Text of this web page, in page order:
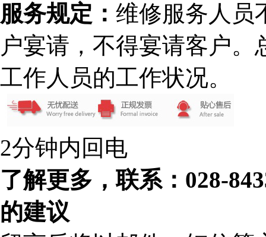
服务规定： 维修服务人员
户宴请，不得宴请客户
工作人员的工作状况。
2分钟内回电
了解更多，联系：028-
的建议